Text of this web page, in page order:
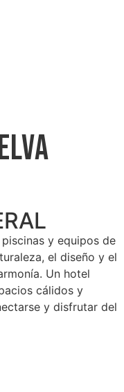
y equipos de
el diseño y el
Un hotel
cálidos y
y disfrutar del